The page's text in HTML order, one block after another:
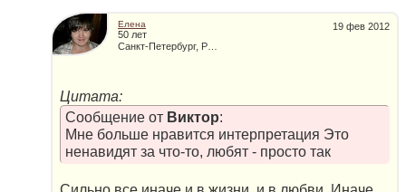
19 фев 2012
Елена
50 лет
Цитата:
Сообщение от Виктор:
Мне больше нравится интерпретация Это
ненавидят за что-то, любят - просто так